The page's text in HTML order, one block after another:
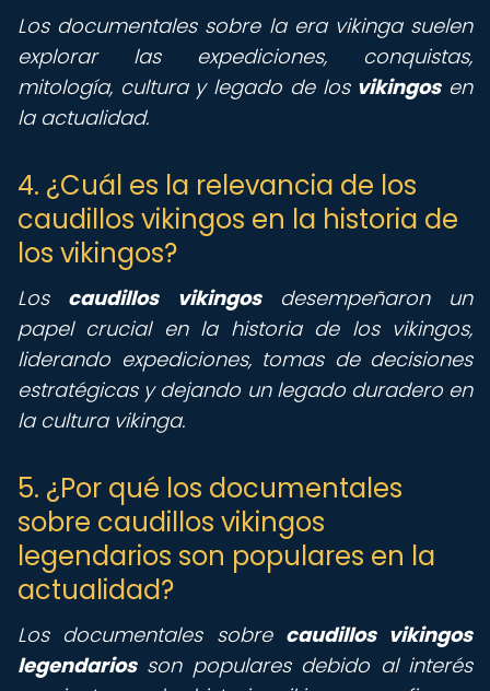
Los documentales sobre la era vikinga suelen
explorar las expediciones, conquistas,
mitología, cultura y legado de los vikingosen
la actualidad.
4. ¿Cuál es la relevancia de los
caudillos vikingos en la historia de
los vikingos?
Los caudillos vikingosdesempeñaron un
papel crucial en la historia de los vikingos,
liderando expediciones, tomas de decisiones
estratégicas y dejando un legado duradero en
la cultura vikinga.
5. ¿Por qué los documentales
sobre caudillos vikingos
legendarios son populares en la
actualidad?
Los documentales sobre caudillos vikingos
legendariosson populares debido al interés